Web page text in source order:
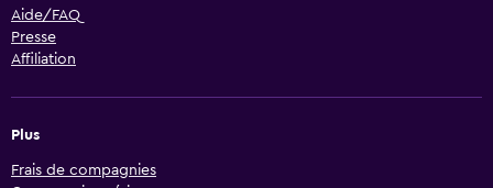
Aide/FAQ
Presse
Affiliation
Plus
Frais de compagnies